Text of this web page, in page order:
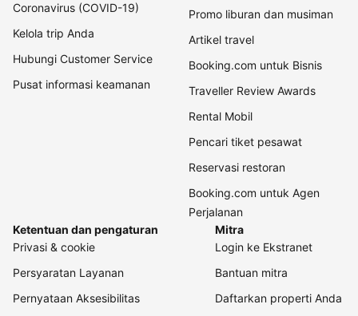
Coronavirus (COVID-19)
Kelola trip Anda
Hubungi Customer Service
Pusat informasi keamanan
Promo liburan dan musiman
Artikel travel
Booking.com untuk Bisnis
Traveller Review Awards
Rental Mobil
Pencari tiket pesawat
Reservasi restoran
Booking.com untuk Agen
Perjalanan
Ketentuan dan pengaturan
Privasi & cookie
Persyaratan Layanan
Pernyataan Aksesibilitas
Mitra
Login ke Ekstranet
Bantuan mitra
Daftarkan properti Anda